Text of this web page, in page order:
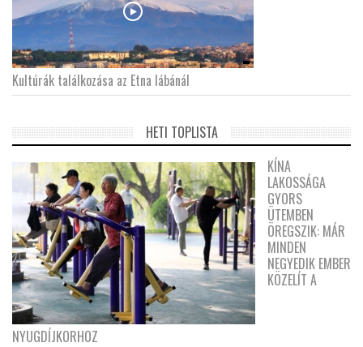
Kultúrák találkozása az Etna lábánál
HETI TOPLISTA
KÍNA
LAKOSSÁGA
GYORS
ÜTEMBEN
ÖREGSZIK: MÁR
MINDEN
NEGYEDIK EMBER
KÖZELÍT A
NYUGDÍJKORHOZ